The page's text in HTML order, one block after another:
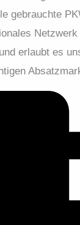
gebrauchte
erlaubt es